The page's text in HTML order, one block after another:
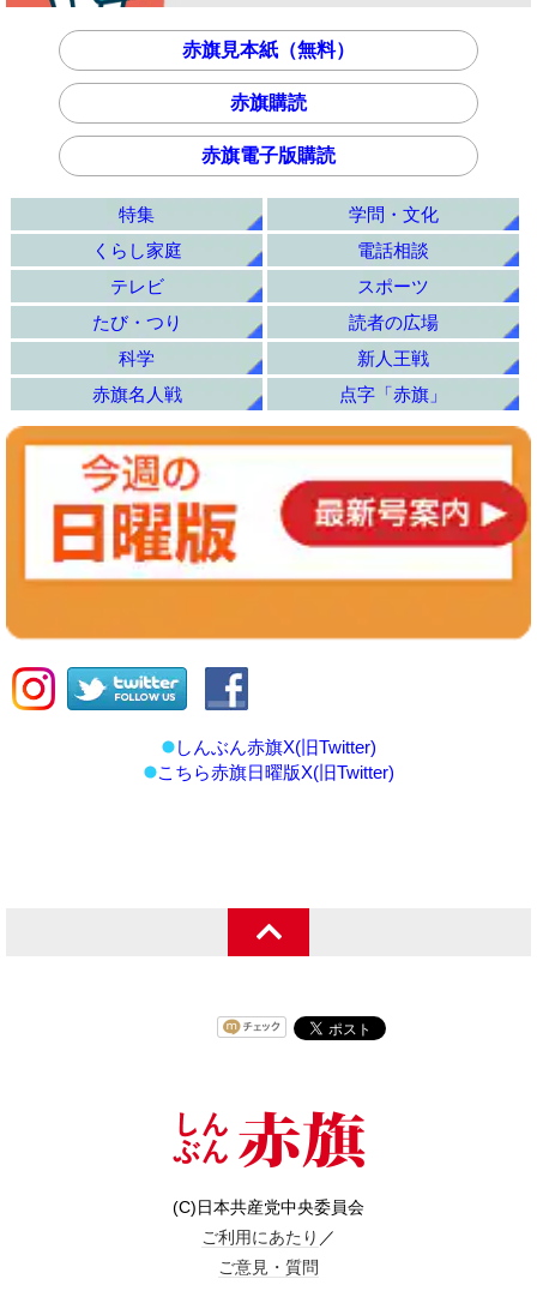
赤旗見本紙（無料）
赤旗購読
赤旗電子版購読
特集
学問・文化
くらし家庭
電話相談
テレビ
スポーツ
たび・つり
読者の広場
科学
新人王戦
赤旗名人戦
点字「赤旗」
しんぶん赤旗X(旧Twitter)
こちら赤旗日曜版X(旧Twitter)
(C)日本共産党中央委員会
ご利用にあたり ／
ご意見・質問